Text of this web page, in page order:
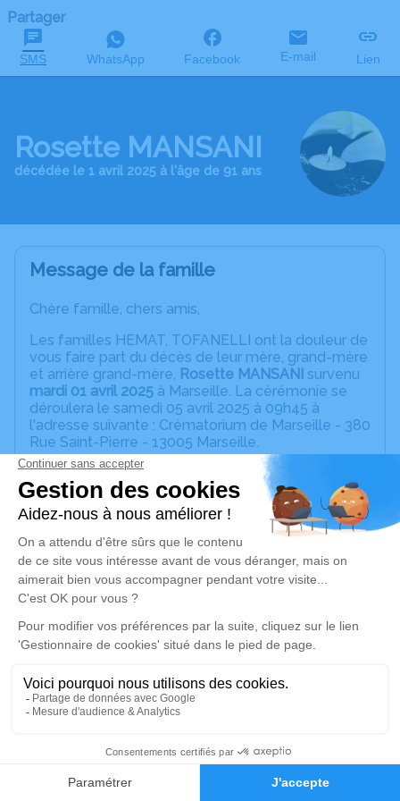
Faire-part Hommages
Partager
SMS WhatsApp Facebook E-mail Lien
Rosette MANSANI
décédée le 1 avril 2025 à l'âge de 91 ans
Message de la famille
Chère famille, chers amis,
Les familles HEMAT, TOFANELLI ont la douleur de
vous faire part du décès de leur mère, grand-mère
et arrière grand-mère, Rosette MANSANI survenu
mardi 01 avril 2025 à Marseille. La cérémonie se
déroulera le samedi 05 avril 2025 à 09h45 à
l'adresse suivante : Crématorium de Marseille - 380
Rue Saint-Pierre - 13005 Marseille.
Cet espace privé est destiné à recueillir vos
condoléances ou le souvenir d’un moment passé.
Un service de plantation d’arbre hommage est
disponible ici.
Cérémonie religieuse
Crématorium de Marseille
380 Rue Saint-Pierre
Je rends hommage